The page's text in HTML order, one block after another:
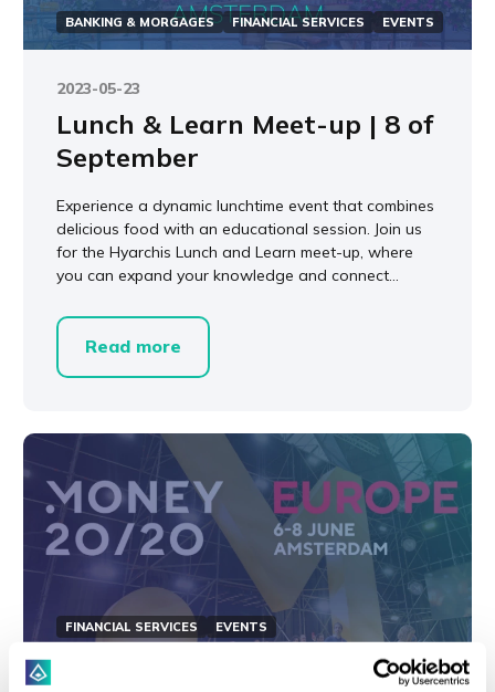
BANKING & MORGAGES FINANCIAL SERVICES EVENTS
2023-05-23
Lunch & Learn Meet-up | 8 of
September
Experience a dynamic lunchtime event that combines
delicious food with an educational session. Join us
for the Hyarchis Lunch and Learn meet-up, where
you can expand your knowledge and connect...
Read more
FINANCIAL SERVICES EVENTS